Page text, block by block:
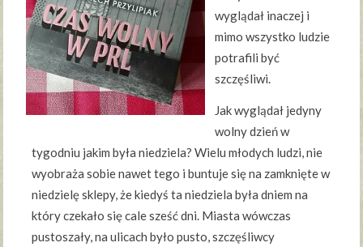
wyglądał inaczej i
mimo wszystko ludzie
potrafili być
szczęśliwi.
Jak wyglądał jedyny
wolny dzień w
tygodniu jakim była niedziela? Wielu młodych ludzi, nie
wyobraża sobie nawet tego i buntuje się na zamknięte w
niedzielę sklepy, że kiedyś ta niedziela była dniem na
który czekało się cale sześć dni. Miasta wówczas
pustoszały, na ulicach było pusto, szczęśliwcy